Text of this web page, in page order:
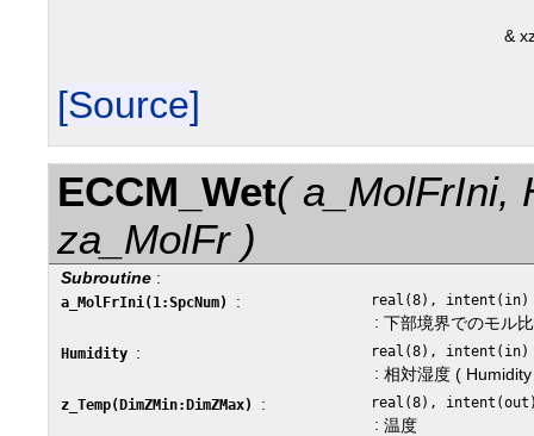
&
[Source]
ECCM_Wet( a_MolFrIni,
za_MolFr )
Subroutine :
a_MolFrIni(1:SpcNum) : real(8), intent(in)
: 下部境界でのモル比
Humidity : real(8), intent(in)
: 相対湿度 (
z_Temp(DimZMin:DimZMax) : real(8),
: 温度